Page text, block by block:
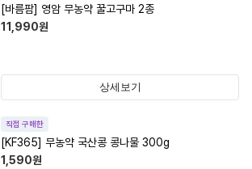
[바름팜] 영암 무농약 꿀고구마 2종
11,990원
상세보기
직접 구매한
[KF365] 무농약 국산콩 콩나물 300g
1,590원